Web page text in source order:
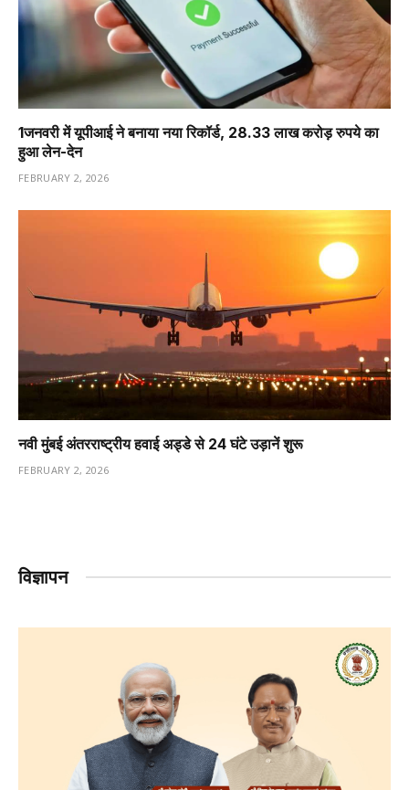
1️जनवरी में यूपीआई ने बनाया नया रिकॉर्ड, 28.33 लाख करोड़ रुपये का
हुआ लेन-देन
FEBRUARY 2, 2026
नवी मुंबई अंतरराष्ट्रीय हवाई अड्डे से 24 घंटे उड़ानें शुरू
FEBRUARY 2, 2026
विज्ञापन